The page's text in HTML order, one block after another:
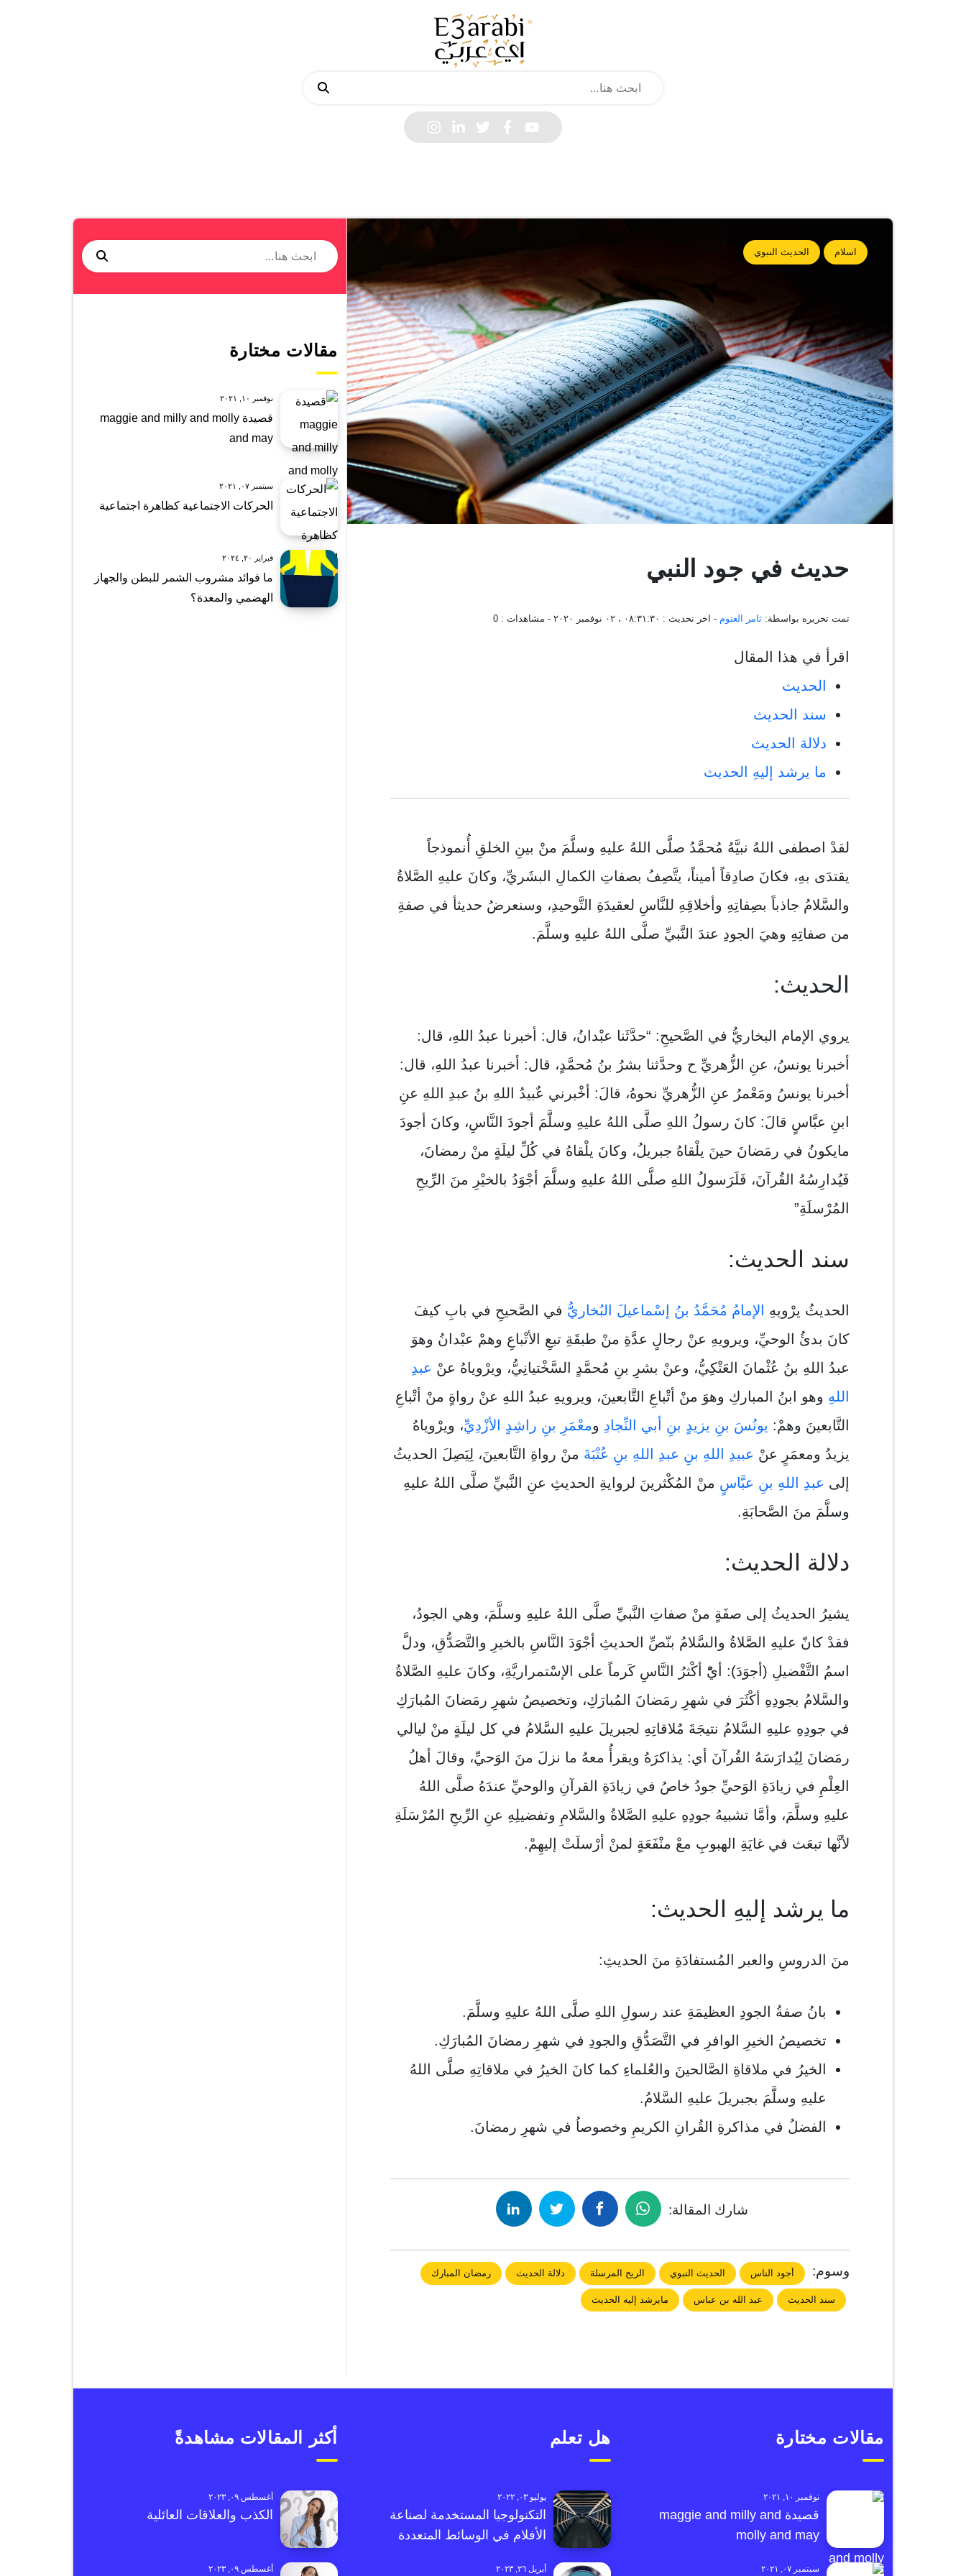
اسلام الحديث النبوي
حديث في جود النبي
تمت تحريره بواسطة: ثامر العتوم - اخر تحديث : ٠٨:٣١:٣٠ ، ٠٢ نوفمبر ٢٠٢٠ - مشاهدات : 0
اقرأ في هذا المقال
الحديث
سند الحديث
دلالة الحديث
ما يرشد إليهِ الحديث
لقدْ اصطفى اللهُ نبيَّهُ مُحمَّدُ صلَّى اللهُ عليهِ وسلَّمَ منْ بينِ الخلقِ أُنموذجاً
يقتدَى بهِ، فكانَ صادِقاً أميناً، يتَّصِفُ بصفاتِ الكمالِ البشَريِّ، وكانَ عليهِ الصَّلاةُ
والسَّلامُ جاذباً بصِفاتِهِ وأخلاقِهِ للنَّاسِ لعقيدَةِ التَّوحيدِ، وسنعرضُ حديثأ في صفةِ
من صفاتِهِ وهيَ الجودِ عندَ النَّبيِّ صلَّى اللهُ عليهِ وسلَّمَ.
الحديث:
يروي الإمام البخاريُّ في الصَّحيحِ: “حدَّثَنا عبْدانُ، قال: أخبرنا عبدُ اللهِ، قال:
أخبرنا يونسُ، عنِ الزُّهريِّ ح وحدَّثنا بشرُ بنُ مُحمَّدٍ، قال: أخبرنا عبدُ اللهِ، قال:
أخبرنا يونسُ ومَعْمرُ عنِ الزُّهريِّ نحوهُ، قالَ: أخْبرني عٌبيدُ اللهِ بنُ عبدِ اللهِ عنِ
ابنِ عبَّاسٍ قالَ: كانَ رسولُ اللهِ صلَّى اللهُ عليهِ وسلَّمَ أجودَ النَّاسِ، وكانَ أجودَ
مايكونُ في رمَضانَ حينَ يلْقاهُ جبريلُ، وكانَ يلْقاهُ في كُلِّ ليلَةٍ منْ رمضانَ،
فَيُدارِسُهُ القُرآنَ، فَلَرَسولُ اللهِ صلَّى اللهُ عليهِ وسلَّمَ أجْوَدُ بالخيْرِ منَ الرِّيحِ
المُرْسلَةِ”
سند الحديث:
الحديثُ يرْويهِ الإمامُ مُحَمَّدُ بنُ إسْماعيلَ البُخاريُّ في الصَّحيحِ في بابِ كيفَ
كانَ بدئُ الوحيِّ، ويرويهِ عنْ رجالٍ عدَّةِ منْ طبقَةِ تبعِ الأتْباعِ وهمْ عبْدانُ وهوَ
عبدُ اللهِ بنُ عُثْمانَ العَتْكِيُّ، وعنْ بشرِ بنِ مُحمَّدٍ السَّخْتيانِيُّ، ويرْوياهُ عنْ عبدِ
اللهِ وهو ابنُ المباركِ وهوَ منْ أتْباعِ التَّابعينَ، ويرويهِ عبدُ اللهِ عنْ رواةٍ منْ أتْباعِ
التَّابعينَ وهمْ: يونُسَ بنِ يزيدٍ بنِ أبي النِّجادِ ومعْمَرِ بنِ راشِدٍ الأزْدِيِّ، ويرْوياهُ
يزيدُ ومعمَرٍ عنْ عبيدِ اللهِ بنِ عبدِ اللهِ بنِ عُتْبَةَ منْ رواةِ التَّابعينَ، لِيَصِلَ الحديثُ
إلى عبدِ اللهِ بنِ عبَّاسٍ منْ المُكْثرينَ لروايةِ الحديثِ عنِ النَّبيِّ صلَّى اللهُ عليهِ
وسلَّمَ منَ الصَّحابَةِ.
دلالة الحديث:
يشيرُ الحديثُ إلى صفَةٍ منْ صفاتِ النَّبيِّ صلَّى اللهُ عليهِ وسلَّمَ، وهي الجودُ،
فقدْ كانّ عليهِ الصَّلاةُ والسَّلامُ بنّصِّ الحديثِ أجْوَدَ النَّاسِ بالخيرِ والتَّصَدُّقِ، ودلَّ
اسمُ التَّفْضيلِ (أجوَدَ): أيّْ أكْثرُ النَّاسِ كَرماً على الإسْتمراريَّةِ، وكانَ عليهِ الصَّلاةُ
والسَّلامُ بجودِهِ أكْثَرَ في شهرِ رمَضانَ المُبارَكِ، وتخصيصُ شهرِ رمَضانَ المُبارَكِ
في جودِهِ عليهِ السَّلامُ نتيجَةَ مٌلاقاتِهِ لجبريلَ عليهِ السَّلامُ في كل ليلَةٍ منْ ليالي
رمَضانَ لِيُدارَسَهُ القُرآنَ أي: يذاكرَهُ ويقرأُ معهُ ما نزلَ منَ الوَحيِّ، وقالَ أهلُ
العِلْمِ في زيادَةِ الوَحيِّ جودُ خاصُ في زيادَةِ القرآنِ والوحيِّ عندَهُ صلَّى اللهُ
عليهِ وسلَّمَ، وأمَّا تشبيهُ جودِهِ عليهِ الصَّلاةُ والسَّلامِ وتفضيلِهِ عنِ الرِّيحِ المُرْسَلَةِ
لأنَّها تبعَث في غايَةِ الهبوبِ معْ منْفَعَةٍ لمنْ أرْسلَتْ إليهِمْ.
ما يرشد إليهِ الحديث:
منَ الدروسِ والعبر المُستفادَةِ منَ الحديثِ:
بانُ صفةُ الجودِ العظيمَةِ عند رسولِ اللهِ صلَّى اللهُ عليهِ وسلَّمَ.
تخصيصُ الخيرِ الوافرِ في التَّصَدُّقِ والجودِ في شهرِ رمضانَ المُبارَكِ.
الخيرُ في ملاقاةِ الصَّالحينَ والعُلماءِ كما كانَ الخيرُ في ملاقاتِهِ صلَّى اللهُ
عليهِ وسلَّمَ بجبريلَ عليهِ السَّلامُ.
الفضلُ في مذاكرةِ القُرانِ الكريمِ وخصوصاُ في شهرِ رمضانَ.
شارك المقالة:
وسوم: أجود الناس الحديث النبوي الريح المرسلة دلالة الحديث رمضان المبارك
سند الحديث عبد الله بن عباس مايرشد إليه الحديث
مقالات مختارة
نوفمبر ١٠, ٢٠٢١
قصيدة maggie and milly and molly
and may
سبتمبر ٠٧, ٢٠٢١
الحركات الاجتماعية كظاهرة اجتماعية
فبراير ٢٠, ٢٠٢٤
ما فوائد مشروب الشمر للبطن والجهاز
الهضمي والمعدة؟
مقالات مختارة
نوفمبر ١٠, ٢٠٢١
قصيدة maggie and milly and
molly and may
سبتمبر ٠٧, ٢٠٢١
هل تعلم
يوليو ٠٣, ٢٠٢٢
التكنولوجيا المستخدمة لصناعة
الأفلام في الوسائط المتعددة
أبريل ٢٦, ٢٠٢٣
أكثر المقالات مشاهدةً
أغسطس ٠٩, ٢٠٢٣
الكذب والعلاقات العائلية
أغسطس ٠٩, ٢٠٢٣